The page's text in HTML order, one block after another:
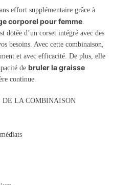
effort supplémentaire grâce à
corporel pour femme.
dotée d’un corset intégré avec des
besoins. Avec cette combinaison,
et avec efficacité. De plus, elle
de bruler la graisse
continue.
LA COMBINAISON